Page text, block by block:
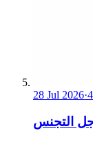
28 Jul 2026·
التجنس